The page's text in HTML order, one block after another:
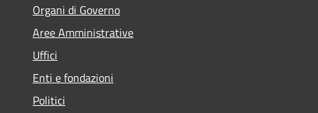
Organi di Governo
Aree Amministrative
Uffici
Enti e fondazioni
Politici